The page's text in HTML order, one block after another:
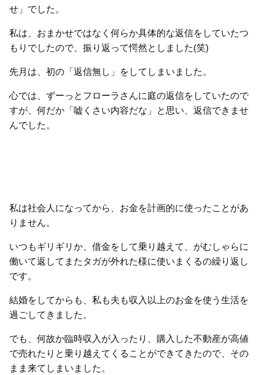
せ」でした。
私は、おまかせではなく何らか具体的な返信をしていたつ
もりでしたので、振り返って愕然としました(笑)
先月は、初の「返信無し」をしてしまいました。
心では、ずーっとフローラさんに庭の返信をしていたので
すが、何だか「嘘くさい内容だな」と思い、返信できませ
んでした。
私は社会人になってから、お金を計画的に使ったことがあ
りません。
いつもギリギリか、借金をして乗り越えて、がむしゃらに
働いて返してまたタガが外れた様に使いまくるの繰り返し
です。
結婚をしてからも、私も夫も収入以上のお金を使う生活を
過ごしてきました。
でも、何故か臨時収入が入ったり、購入した不動産が高値
で売れたりと乗り越えてくることができてきたので、その
まま来てしまいました。